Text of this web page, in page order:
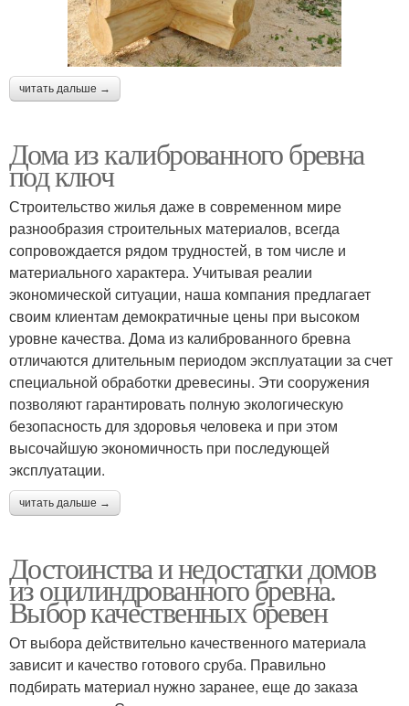
читать дальше →
Дома из калиброванного бревна
под ключ
Строительство жилья даже в современном мире
разнообразия строительных материалов, всегда
сопровождается рядом трудностей, в том числе и
материального характера. Учитывая реалии
экономической ситуации, наша компания предлагает
своим клиентам демократичные цены при высоком
уровне качества. Дома из калиброванного бревна
отличаются длительным периодом эксплуатации за счет
специальной обработки древесины. Эти сооружения
позволяют гарантировать полную экологическую
безопасность для здоровья человека и при этом
высочайшую экономичность при последующей
эксплуатации.
читать дальше →
Достоинства и недостатки домов
из оцилиндрованного бревна.
Выбор качественных бревен
От выбора действительно качественного материала
зависит и качество готового сруба. Правильно
подбирать материал нужно заранее, еще до заказа